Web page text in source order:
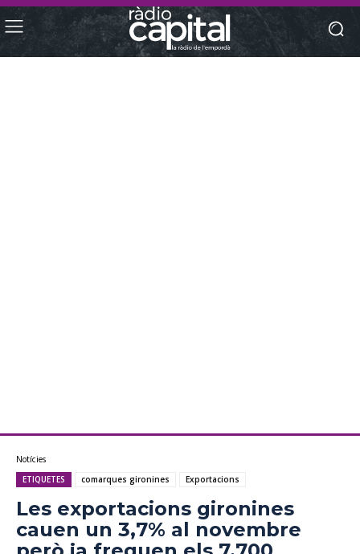
Notícies
ETIQUETES comarques gironines Exportacions
Les exportacions gironines
cauen un 3,7% al novembre